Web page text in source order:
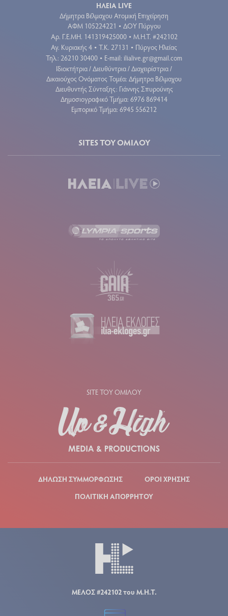
ΗΛΕΙΑ LIVE
Δήμητρα Βέλμαχου Ατομική Επιχείρηση
ΑΦΜ 105224221 • ΔΟΥ Πύργου
Aρ. Γ.Ε.ΜΗ. 141319425000 • Μ.Η.Τ. #242102
Αγ. Κυριακής 4 • Τ.Κ. 27131 • Πύργος Ηλείας
Τηλ.: 26210 30400 • E-mail: ilialive.gr@gmail.com
Ιδιοκτήτρια / Διευθύντρια / Διαχειρίστρια /
Δικαιούχος Ονόματος Τομέα: Δήμητρα Βέλμαχου
Διευθυντής Σύνταξης: Γιάννης Σπυρούνης
Δημοσιογραφικό Τμήμα: 6976 869414
Εμπορικό Τμήμα: 6945 556212
SITES ΤΟΥ ΟΜΙΛΟΥ
SITE ΤΟΥ ΟΜΙΛΟΥ
ΔΗΛΩΣΗ ΣΥΜΜΟΡΦΩΣΗΣ
ΟΡΟΙ ΧΡΗΣΗΣ
ΠΟΛΙΤΙΚΗ ΑΠΟΡΡΗΤΟΥ
ΜΕΛΟΣ #242102 του Μ.Η.Τ.